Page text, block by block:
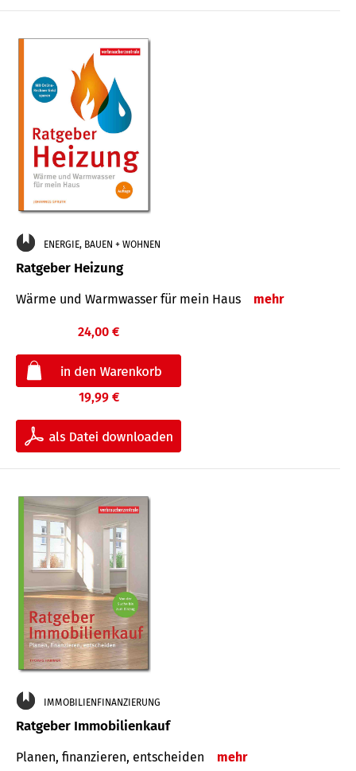
ENERGIE, BAUEN + WOHNEN
Ratgeber Heizung
Wärme und Warmwasser für mein Haus mehr
24,00 €
19,99 €
IMMOBILIENFINANZIERUNG
Ratgeber Immobilienkauf
Planen, finanzieren, entscheiden mehr